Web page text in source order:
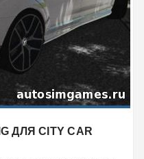
ДЛЯ CITY CAR